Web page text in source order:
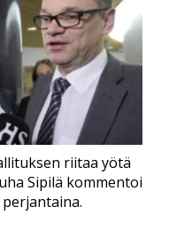
riitaa yötä
Sipilä kommentoi